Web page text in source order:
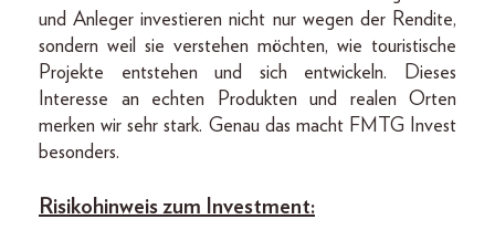
und Anleger investieren nicht nur wegen der Rendite,
sondern weil sie verstehen möchten, wie touristische
Projekte entstehen und sich entwickeln. Dieses
Interesse an echten Produkten und realen Orten
merken wir sehr stark. Genau das macht FMTG Invest
besonders.
Risikohinweis zum Investment: